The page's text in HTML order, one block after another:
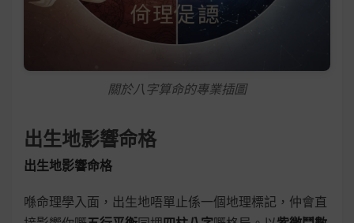
關於八字算命的專業插圖
出生地影響命格
出生地影響命格
喺命理學入面，出生地唔單止係一個地理標記，仲會直